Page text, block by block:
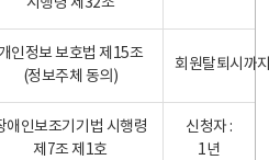
개인정보 보호법 제15조
(정보주체 동의)
회원탈퇴시까
애인보조기기법 시행령
제7조 제1호
신청자 :
1년